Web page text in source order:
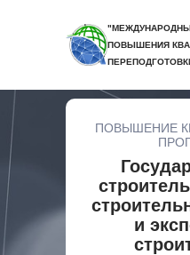
ПОВЫШЕНИЯ
ПОВЫШЕНИЕ
и